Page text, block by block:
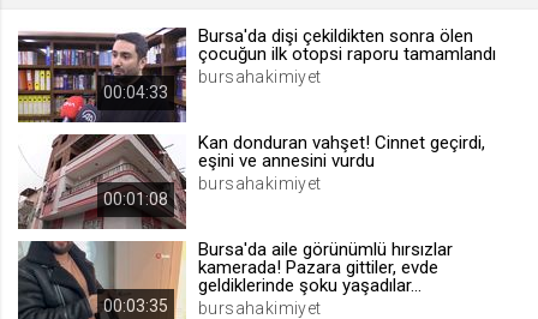
[hash]
.web.tv
Site içeriği önerme
1 yıl
00:04:33
Bursa'da dişi çekildikten sonra ölen
çocuğun ilk otopsi raporu tamamlandı
bursahakimiyet
00:01:08
Kan donduran vahşet! Cinnet geçirdi,
eşini ve annesini vurdu
bursahakimiyet
00:03:35
Bursa'da aile görünümlü hırsızlar
kamerada! Pazara gittiler, evde
geldiklerinde şoku yaşadılar...
bursahakimiyet